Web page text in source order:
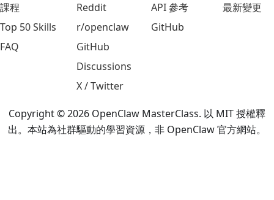
課程
Top 50 Skills
FAQ
Reddit
r/openclaw
GitHub
Discussions
X / Twitter
API 參考
GitHub
最新變更
Copyright © 2026 OpenClaw MasterClass. 以 MIT 授權釋
出。本站為社群驅動的學習資源，非 OpenClaw 官方網站。